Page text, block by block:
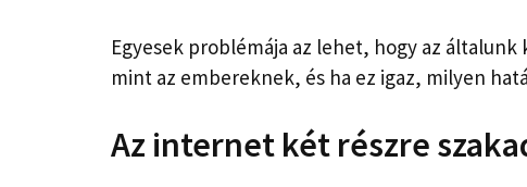
Egyesek problémája az lehet, hogy az
mint az embereknek, és ha ez igaz, milyen
Az internet két részre